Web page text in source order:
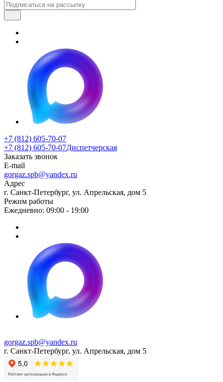
+7 (812) 605-70-07
+7 (812) 605-70-07Диспетчерская
Заказать звонок
E-mail
gorgaz.spb@yandex.ru
Адрес
г. Санкт-Петербург, ул. Апрельская, дом 5
Режим работы
Ежедневно: 09:00 - 19:00
gorgaz.spb@yandex.ru
г. Санкт-Петербург, ул. Апрельская, дом 5